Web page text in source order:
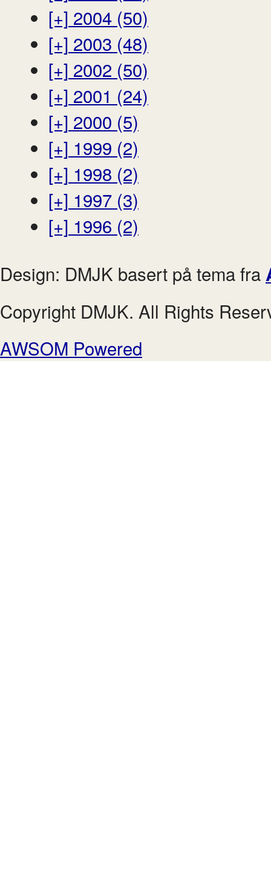
[+] 2004 (50)
[+] 2003 (48)
[+] 2002 (50)
[+] 2001 (24)
[+] 2000 (5)
[+] 1999 (2)
[+] 1998 (2)
[+] 1997 (3)
[+] 1996 (2)
Design: DMJK basert på tema fra
Copyright DMJK. All Rights
AWSOM Powered